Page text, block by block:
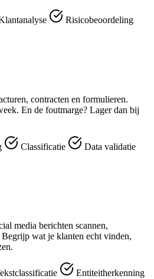
Risicobeoordeling
contracten en formulieren.
En de foutmarge? Lager dan bij
Classificatie
Data validatie
media berichten scannen,
wat je klanten echt vinden,
Entiteitherkenning